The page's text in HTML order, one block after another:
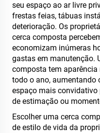
seu espaço ao ar livre
frestas feias, tábuas
deterioração. Os
cerca composta
economizam inúmeras
gastas em manutenção.
composta tem
todo o ano, aumentando
espaço mais
de estimação ou
Escolher uma cerca
de estilo de vida da